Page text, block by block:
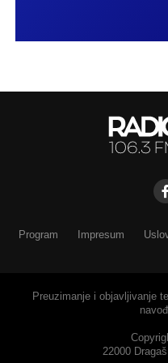
Program Impresum
Preuzimanje i objavljivanje
22000